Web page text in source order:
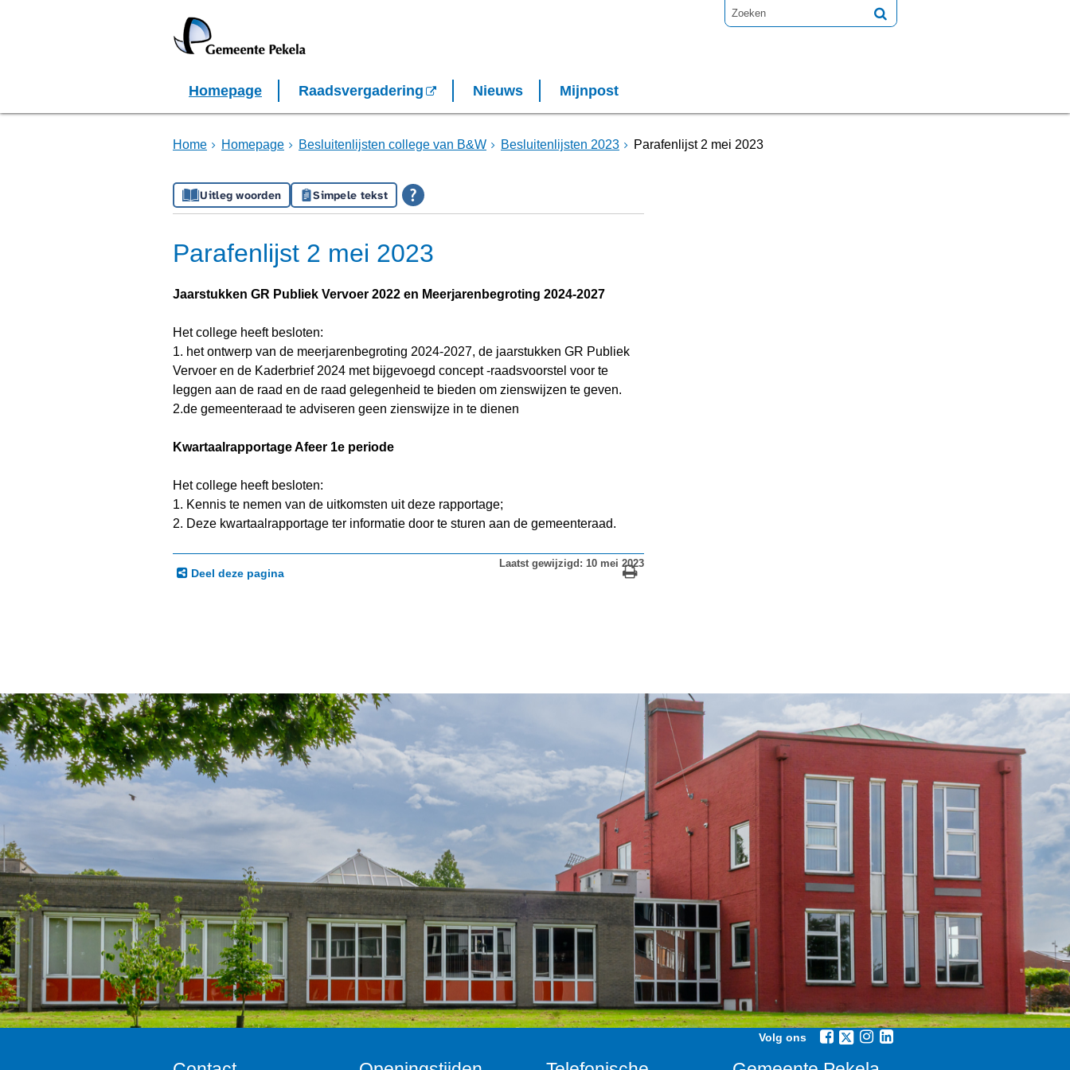
Homepage Raadsvergadering Nieuws Mijnpost
Home Homepage Besluitenlijsten college van B&W Besluitenlijsten 2023 Parafenlijst 2 mei 2023
Uitleg woorden Simpele tekst
Parafenlijst 2 mei 2023
Jaarstukken GR Publiek Vervoer 2022 en Meerjarenbegroting 2024-2027
Het college heeft besloten:
1. het ontwerp van de meerjarenbegroting 2024-2027, de jaarstukken GR Publiek
Vervoer en de Kaderbrief 2024 met bijgevoegd concept -raadsvoorstel voor te
leggen aan de raad en de raad gelegenheid te bieden om zienswijzen te geven.
2.de gemeenteraad te adviseren geen zienswijze in te dienen
Kwartaalrapportage Afeer 1e periode
Het college heeft besloten:
1. Kennis te nemen van de uitkomsten uit deze rapportage;
2. Deze kwartaalrapportage ter informatie door te sturen aan de gemeenteraad.
Deel deze pagina
Laatst gewijzigd: 10 mei 2023
Volg ons